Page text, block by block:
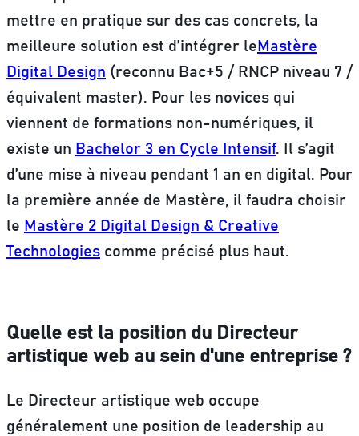
mettre en pratique sur des cas concrets, la
meilleure solution est d’intégrer le Mastère
Digital Design (reconnu Bac+5 / RNCP niveau 7 /
équivalent master). Pour les novices qui
viennent de formations non-numériques, il
existe un Bachelor 3 en Cycle Intensif. Il s’agit
d’une mise à niveau pendant 1 an en digital. Pour
la première année de Mastère, il faudra choisir
le Mastère 2 Digital Design & Creative
Technologies comme précisé plus haut.
Quelle est la position du Directeur
artistique web au sein d'une entreprise ?
Le Directeur artistique web occupe
généralement une position de leadership au